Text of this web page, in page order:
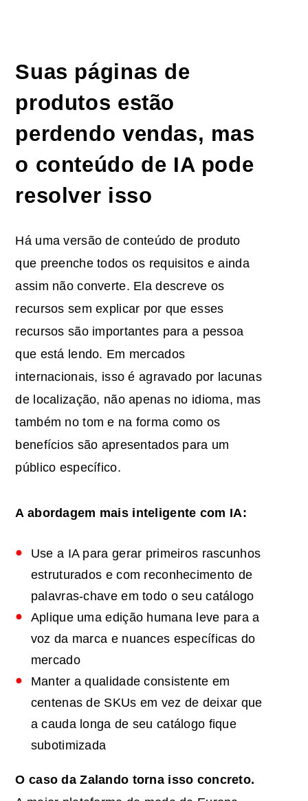
Suas páginas de
produtos estão
perdendo vendas, mas
o conteúdo de IA pode
resolver isso
Há uma versão de conteúdo de produto
que preenche todos os requisitos e ainda
assim não converte. Ela descreve os
recursos sem explicar por que esses
recursos são importantes para a pessoa
que está lendo. Em mercados
internacionais, isso é agravado por lacunas
de localização, não apenas no idioma, mas
também no tom e na forma como os
benefícios são apresentados para um
público específico.
A abordagem mais inteligente com IA:
Use a IA para gerar primeiros rascunhos
estruturados e com reconhecimento de
palavras-chave em todo o seu catálogo
Aplique uma edição humana leve para a
voz da marca e nuances específicas do
mercado
Manter a qualidade consistente em
centenas de SKUs em vez de deixar que
a cauda longa de seu catálogo fique
subotimizada
O caso da Zalando torna isso concreto.